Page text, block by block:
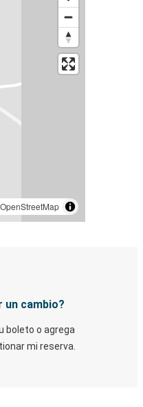
OpenStreetMap
un cambio?
boleto o agrega
mi reserva.